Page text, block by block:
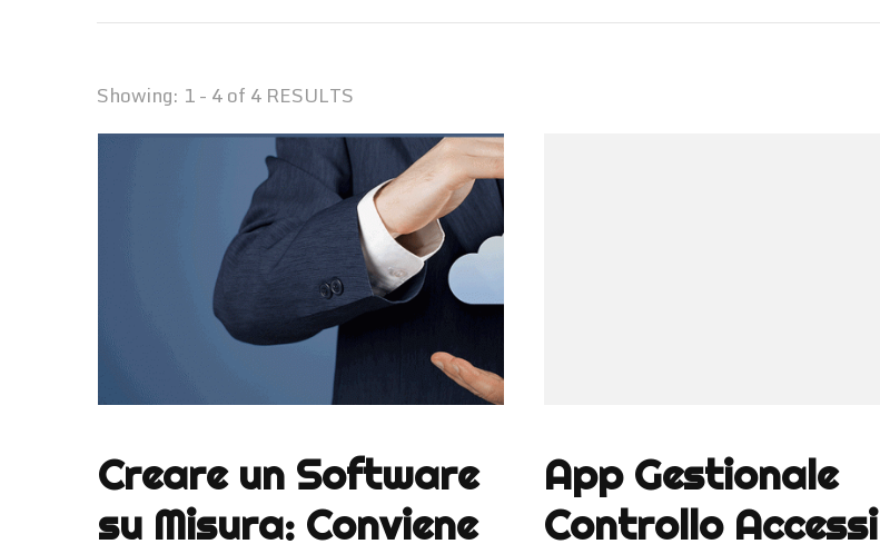
Showing: 1 - 4 of 4 RESULTS
Creare un Software
su Misura: Conviene
App Gestionale
Controllo Accessi